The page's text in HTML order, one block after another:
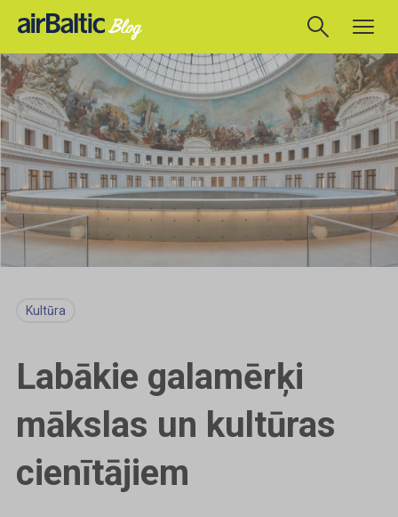
Kultūra
Labākie galamērķi
mākslas un kultūras
cienītājiem